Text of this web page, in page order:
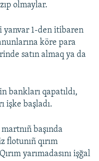
olmaylar.
yanvar 1-den itibaren
köre para
satın almaq ya da
bankları qapatıldı,
işke başladı.
başında
flotunıñ qırım
yarımadasını işğal